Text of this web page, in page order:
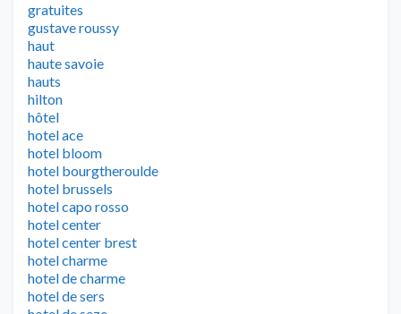
gratuites
gustave roussy
haut
haute savoie
hauts
hilton
hôtel
hotel ace
hotel bloom
hotel bourgtheroulde
hotel brussels
hotel capo rosso
hotel center
hotel center brest
hotel charme
hotel de charme
hotel de sers